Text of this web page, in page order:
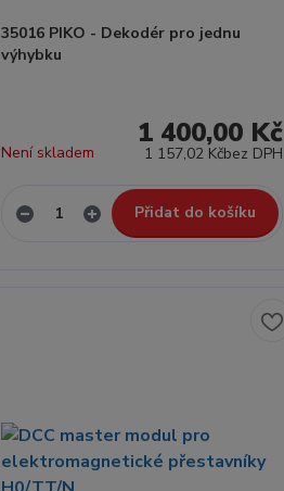
35016 PIKO - Dekodér pro jednu
výhybku
1 400,00 Kč
1 157,02 Kčbez DPH
Není skladem
Přidat do košíku